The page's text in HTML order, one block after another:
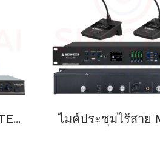
ไมค์ลอย4ตัว MICROTECH รุ่น MT333A (4CH)